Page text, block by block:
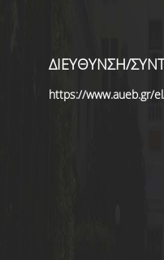
ΔΙΕΥΘΥΝΣΗ/
https://www.aueb.gr/